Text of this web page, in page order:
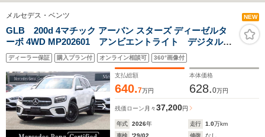
メルセデス・ベンツ NEW
GLB 200d 4マチック アーバン スターズ ディーゼルタ
ーボ 4WD MP202601 アンビエントライト デジタルコ
ックピットディスプレイ フットトランクオープナー
メモリー付パワーシート クライメートコントロール
ワイヤレスチャージング シートヒーター スポーティ
エンジンサウンド
ディーラー保証 購入プラン付 オンライン相談可 360°画像付
支払総額
640.7万円
本体価格
628.0万円
残価ローン 月々37,200円
年式 2026年 走行 1.0万km
車検
'29/02 修復 なし